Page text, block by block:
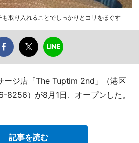
取り入れることでしっかりとコリをほぐす
ージ店「The Tuptim 2nd」（港区
）が8月1日、オープンした。
記事を読む